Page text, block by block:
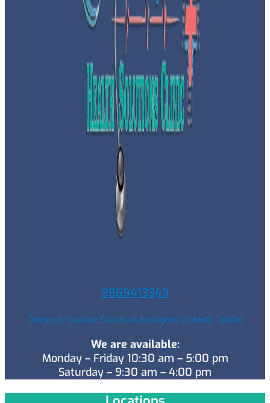
9869413343
Telegram Youtube Facebook Instagram Linkedin Twitter
We are available:
Monday – Friday 10:30 am – 5:00 pm
Saturday – 9:30 am – 4:00 pm